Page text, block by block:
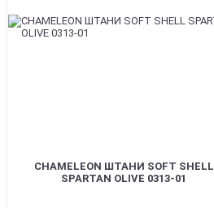
CHAMELEON ШТАНИ SOFT SHELL
SPARTAN OLIVE 0313-01